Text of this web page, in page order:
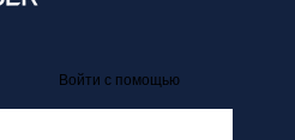
Войти с помощью